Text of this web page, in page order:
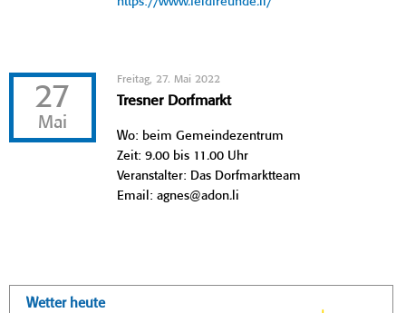
27
Mai
Freitag, 27. Mai 2022
Tresner Dorfmarkt
Wo: beim Gemeindezentrum
Zeit: 9.00 bis 11.00 Uhr
Veranstalter: Das Dorfmarktteam
Email: agnes@adon.li
Wetter heute